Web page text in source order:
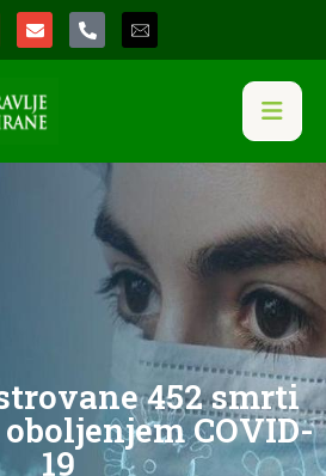
452 smrti
COVID-
19